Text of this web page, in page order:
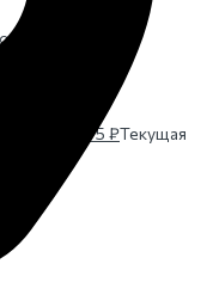
500 ₽. 475 ₽Текущая